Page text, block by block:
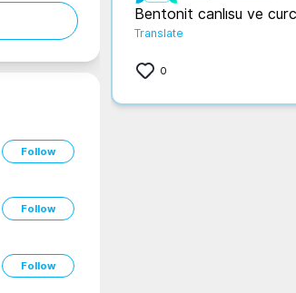
Follow
Follow
Follow
Bentonit canlısu ve
Translate
0